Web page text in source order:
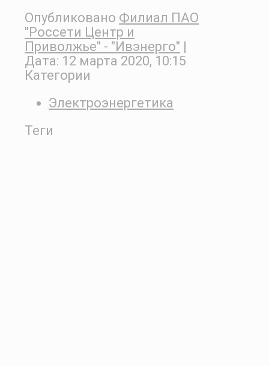
Опубликовано Филиал ПАО
"Россети Центр и
Приволжье" - "Ивэнерго" |
Дата: 12 марта 2020, 10:15
Категории
Электроэнергетика
Теги